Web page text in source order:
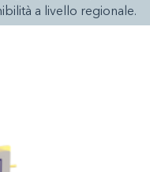
a livello regionale.